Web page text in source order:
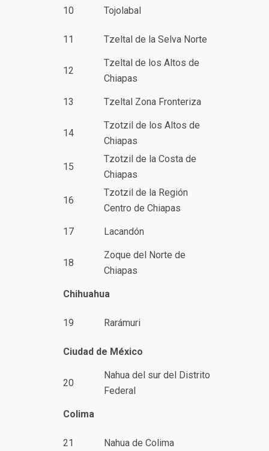
10 Tojolabal
11 Tzeltal de la Selva Norte
12
Tzeltal de los Altos de
Chiapas
13 Tzeltal Zona Fronteriza
14
Tzotzil de los Altos de
Chiapas
15
Tzotzil de la Costa de
Chiapas
16
Tzotzil de la Región
Centro de Chiapas
17 Lacandón
18
Zoque del Norte de
Chiapas
Chihuahua
19 Rarámuri
Ciudad de México
20
Nahua del sur del Distrito
Federal
Colima
21 Nahua de Colima